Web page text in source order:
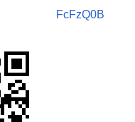
FcFzQ0B